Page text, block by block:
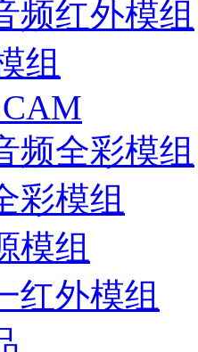
频红外模组
组
频全彩模组
彩模组
模组
红外模组